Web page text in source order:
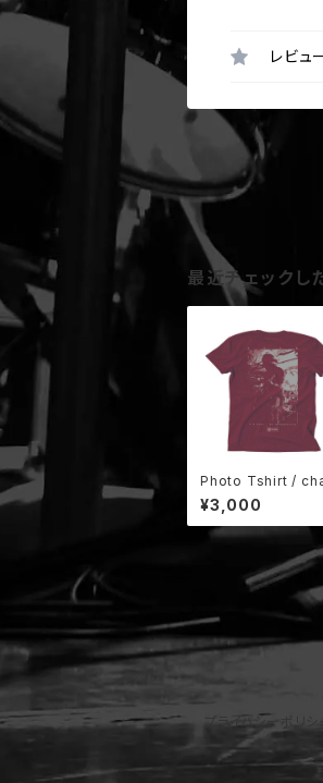
レビュ
最近チェックし
Photo Tshirt /
oal ※残少
¥3,000
プライバシーポリ